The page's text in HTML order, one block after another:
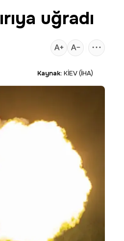
uğradı
Kaynak: KİEV (İHA)